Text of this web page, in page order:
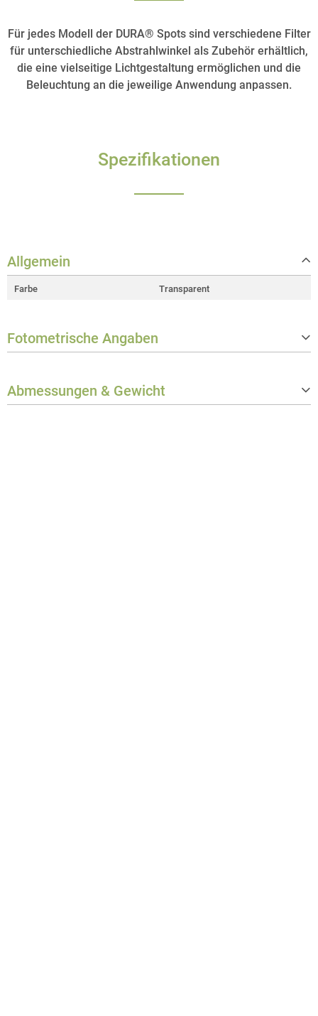
Für jedes Modell der DURA® Spots sind verschiedene Filter
für unterschiedliche Abstrahlwinkel als Zubehör erhältlich,
die eine vielseitige Lichtgestaltung ermöglichen und die
Beleuchtung an die jeweilige Anwendung anpassen.
Spezifikationen
Allgemein
Farbe Transparent
Fotometrische Angaben
Abmessungen & Gewicht